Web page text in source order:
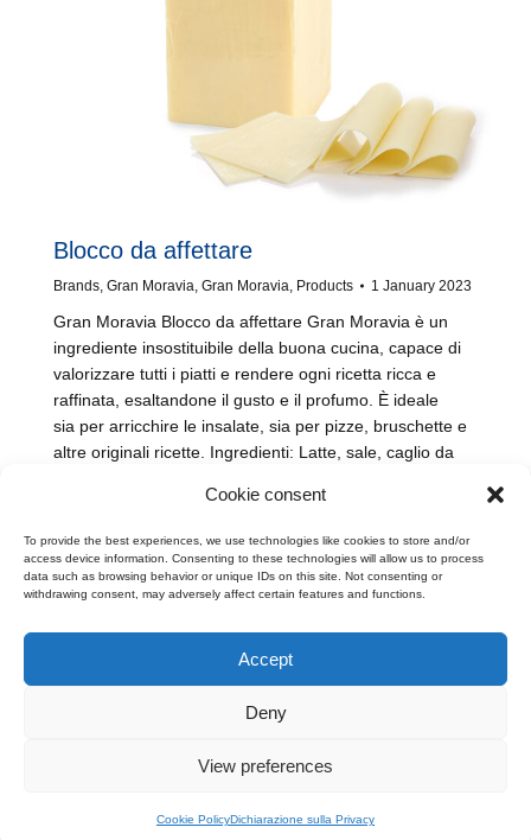
Cookie consent
To provide the best experiences, we use technologies like cookies to store and/or
access device information. Consenting to these technologies will allow us to process
data such as browsing behavior or unique IDs on this site. Not consenting or
withdrawing consent, may adversely affect certain features and functions.
Accept
Deny
View preferences
Cookie PolicyDichiarazione sulla Privacy
Blocco da affettare
Brands, Gran Moravia, Gran Moravia, Products 1 January 2023
Gran Moravia Blocco da affettare Gran Moravia è un
ingrediente insostituibile della buona cucina, capace di
valorizzare tutti i piatti e rendere ogni ricetta ricca e
raffinata, esaltandone il gusto e il profumo. È ideale
sia per arricchire le insalate, sia per pizze, bruschette e
altre originali ricette. Ingredienti: Latte, sale, caglio da
← 1 2 3 4 5 6 … 14
Copyright © 2025 Brazzale S.p.A. - Via M. Pasubio, 2 - 36010 Zanè (VI)
powered byDDM/